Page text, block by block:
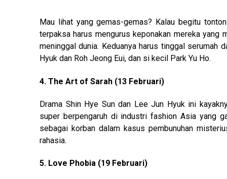
Mau lihat yang gemas-gemas? Kalau begitu
terpaksa harus mengurus keponakan mereka
meninggal dunia. Keduanya harus tinggal serumah
Hyuk dan Roh Jeong Eui, dan si kecil Park Yu Ho.
4. The Art of Sarah (13 Februari)
Drama Shin Hye Sun dan Lee Jun Hyuk ini
super berpengaruh di industri fashion Asia yang
sebagai korban dalam kasus pembunuhan
rahasia.
5. Love Phobia (19 Februari)